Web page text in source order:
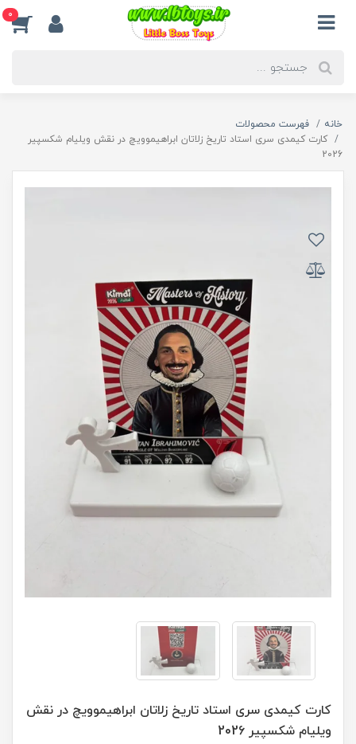
0
خانه
فهرست محصولات
کارت کیمدی سری استاد تاریخ زلاتان ابراهیموویچ در نقش ویلیام شکسپیر
2026
کارت کیمدی سری استاد تاریخ زلاتان ابراهیموویچ در نقش
ویلیام شکسپیر 2026